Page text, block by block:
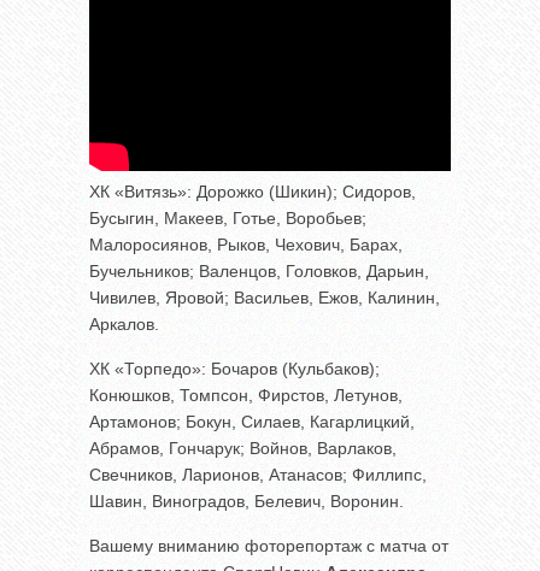
ХК «Витязь»: Дорожко (Шикин); Сидоров,
Бусыгин, Макеев, Готье, Воробьев;
Малоросиянов, Рыков, Чехович, Барах,
Бучельников; Валенцов, Головков, Дарьин,
Чивилев, Яровой; Васильев, Ежов, Калинин,
Аркалов.
ХК «Торпедо»: Бочаров (Кульбаков);
Конюшков, Томпсон, Фирстов, Летунов,
Артамонов; Бокун, Силаев, Кагарлицкий,
Абрамов, Гончарук; Войнов, Варлаков,
Свечников, Ларионов, Атанасов; Филлипс,
Шавин, Виноградов, Белевич, Воронин.
Вашему вниманию фоторепортаж с матча от